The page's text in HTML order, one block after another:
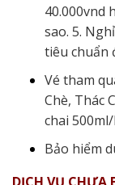
40.000vnd
sao. 5.
tiêu chuẩn
Vé tham
Chè, Thác
chai
Bảo hiểm